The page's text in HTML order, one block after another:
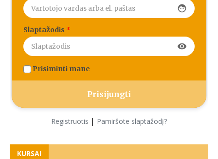
face
Slaptažodis *
visibility
Prisiminti mane
Registruotis | Pamiršote slaptažodį?
KURSAI